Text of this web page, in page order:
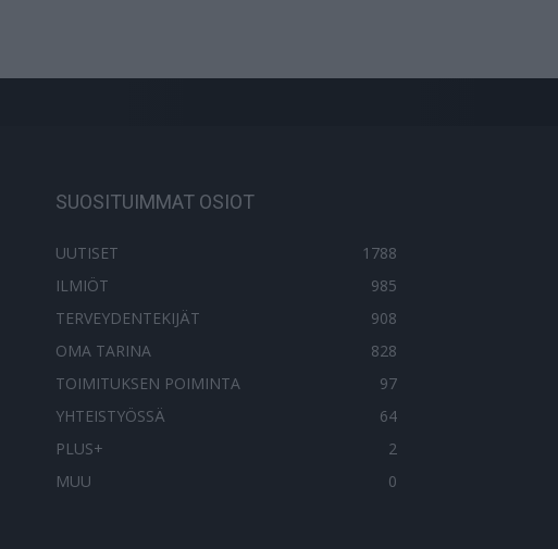
SUOSITUIMMAT OSIOT
UUTISET
1788
ILMIÖT
985
TERVEYDENTEKIJÄT
908
OMA TARINA
828
TOIMITUKSEN POIMINTA
97
YHTEISTYÖSSÄ
64
PLUS+
2
MUU
0